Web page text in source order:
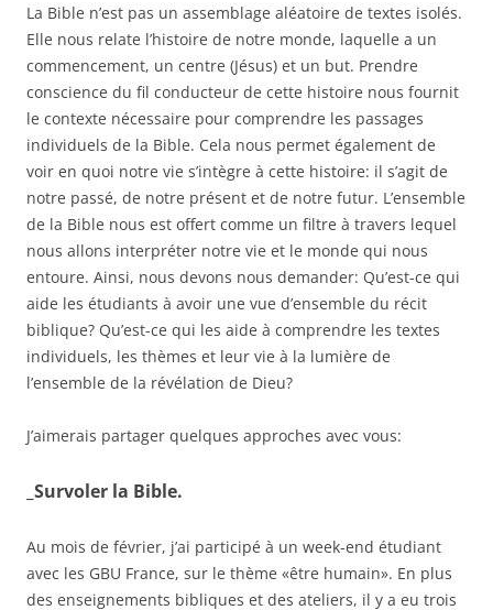
La Bible n’est pas un assemblage aléatoire de textes isolés.
Elle nous relate l’histoire de notre monde, laquelle a un
commencement, un centre (Jésus) et un but. Prendre
conscience du fil conducteur de cette histoire nous fournit
le contexte nécessaire pour comprendre les passages
individuels de la Bible. Cela nous permet également de
voir en quoi notre vie s’intègre à cette histoire: il s’agit de
notre passé, de notre présent et de notre futur. L’ensemble
de la Bible nous est offert comme un filtre à travers lequel
nous allons interpréter notre vie et le monde qui nous
entoure. Ainsi, nous devons nous demander: Qu’est-ce qui
aide les étudiants à avoir une vue d’ensemble du récit
biblique? Qu’est-ce qui les aide à comprendre les textes
individuels, les thèmes et leur vie à la lumière de
l’ensemble de la révélation de Dieu?
J’aimerais partager quelques approches avec vous:
_Survoler la Bible.
Au mois de février, j’ai participé à un week-end étudiant
avec les GBU France, sur le thème «être humain». En plus
des enseignements bibliques et des ateliers, il y a eu trois